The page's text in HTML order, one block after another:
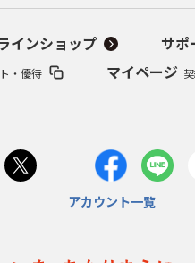
インショップ サポ
・優待
マイページ
アカウント一覧